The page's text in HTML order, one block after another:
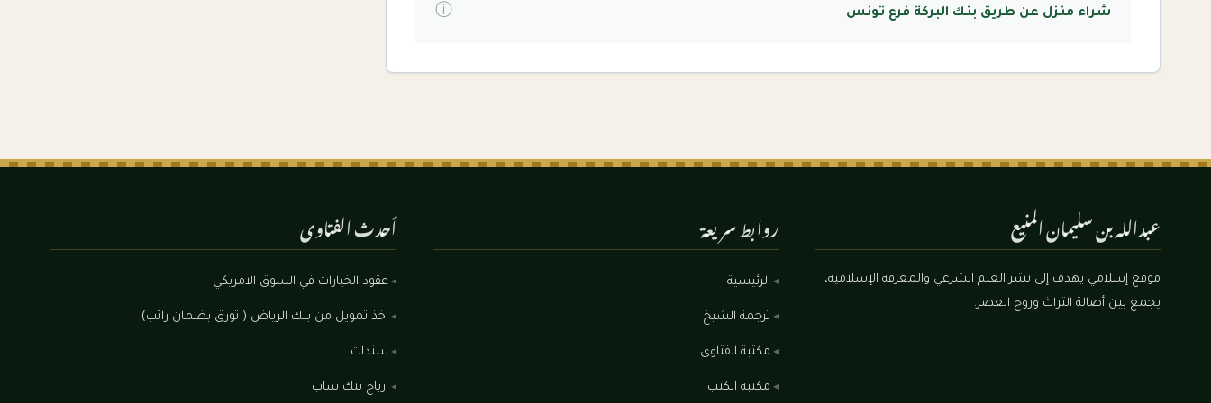
شراء منزل عن طريق بنك البركة فرع تونس ⓘ
عبدالله بن سليمان المنيع
موقع إسلامي يهدف إلى نشر العلم الشرعي والمعرفة الإسلامية،
يجمع بين أصالة التراث وروح العصر.
روابط سريعة
الرئيسية
ترجمة الشيخ
مكتبة الفتاوى
مكتبة الكتب
أحدث الفتاوى
عقود الخيارات في السوق الامريكي
اخذ تمويل من بنك الرياض ( تورق بضمان راتب)
سندات
ارباح بنك ساب